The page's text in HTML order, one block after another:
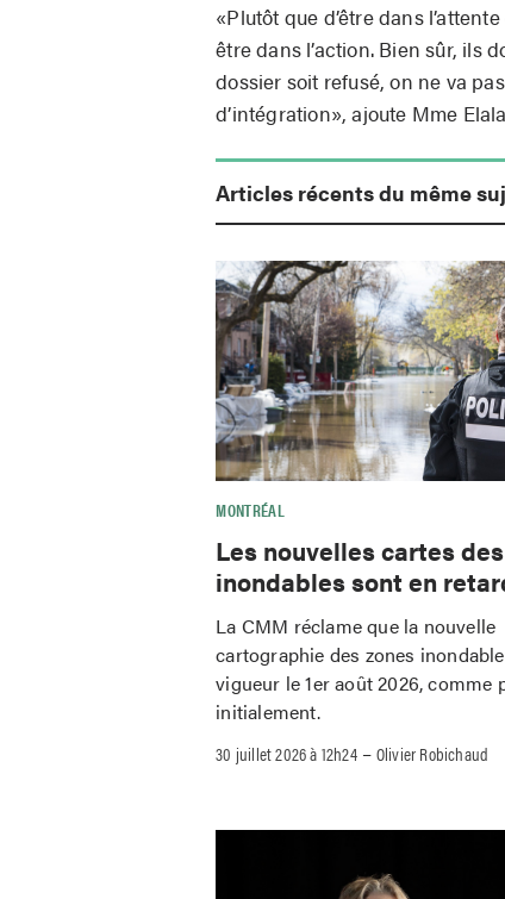
«Plutôt que d’être dans
être dans l’action. Bien sûr, ils
dossier soit refusé, on ne va
d’intégration», ajoute Mme
Articles récents du même
MONTRÉAL
Les nouvelles cartes
inondables sont en
La CMM réclame que la nouvelle
cartographie des zones
vigueur le 1er août 2026, comme
initialement.
30 juillet 2026 à 12h24–Olivier Robichaud